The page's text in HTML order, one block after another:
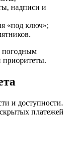
надписи и
«под ключ»;
погодным
приоритеты.
и доступности.
платежей